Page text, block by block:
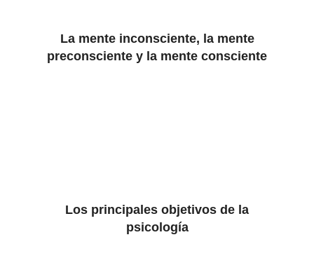
La mente inconsciente, la mente
preconsciente y la mente consciente
Los principales objetivos de la
psicología